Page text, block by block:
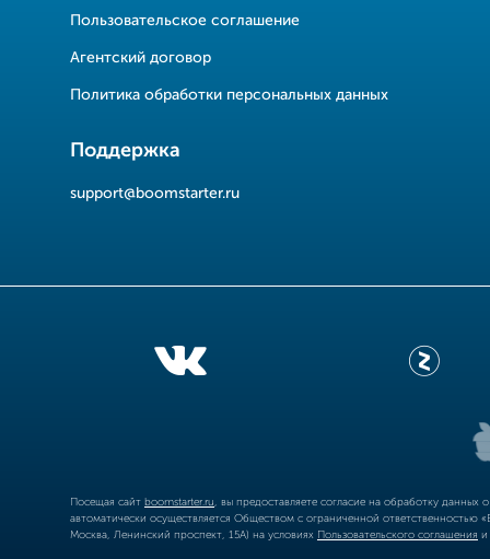
Пользовательское соглашение
Агентский договор
Политика обработки персональных данных
Поддержка
support@boomstarter.ru
Посещая сайт boomstarter.ru , вы предоставляете согласие на обработку
автоматически осуществляется Обществом с ограниченной
Москва, Ленинский проспект, 15А) на условиях Пользовательского соглашения и